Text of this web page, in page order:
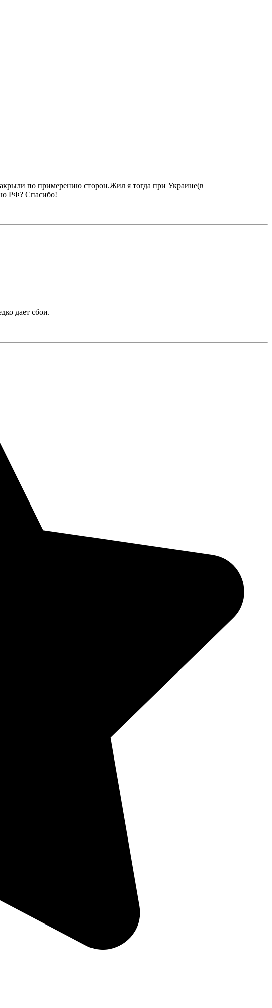
по примерению сторон.Жил я тогда при Украине(в
РФ? Спасибо!
дает сбои.